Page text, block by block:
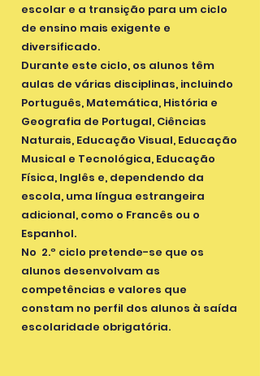
escolar e a transição para um ciclo
de ensino mais exigente e
diversificado.
Durante este ciclo, os alunos têm
aulas de várias disciplinas, incluindo
Português, Matemática, História e
Geografia de Portugal, Ciências
Naturais, Educação Visual, Educação
Musical e Tecnológica, Educação
Física, Inglês e, dependendo da
escola, uma língua estrangeira
adicional, como o Francês ou o
Espanhol.
No 2.º ciclo pretende-se que os
alunos desenvolvam as
competências e valores que
constam no perfil dos alunos à saída
escolaridade obrigatória.